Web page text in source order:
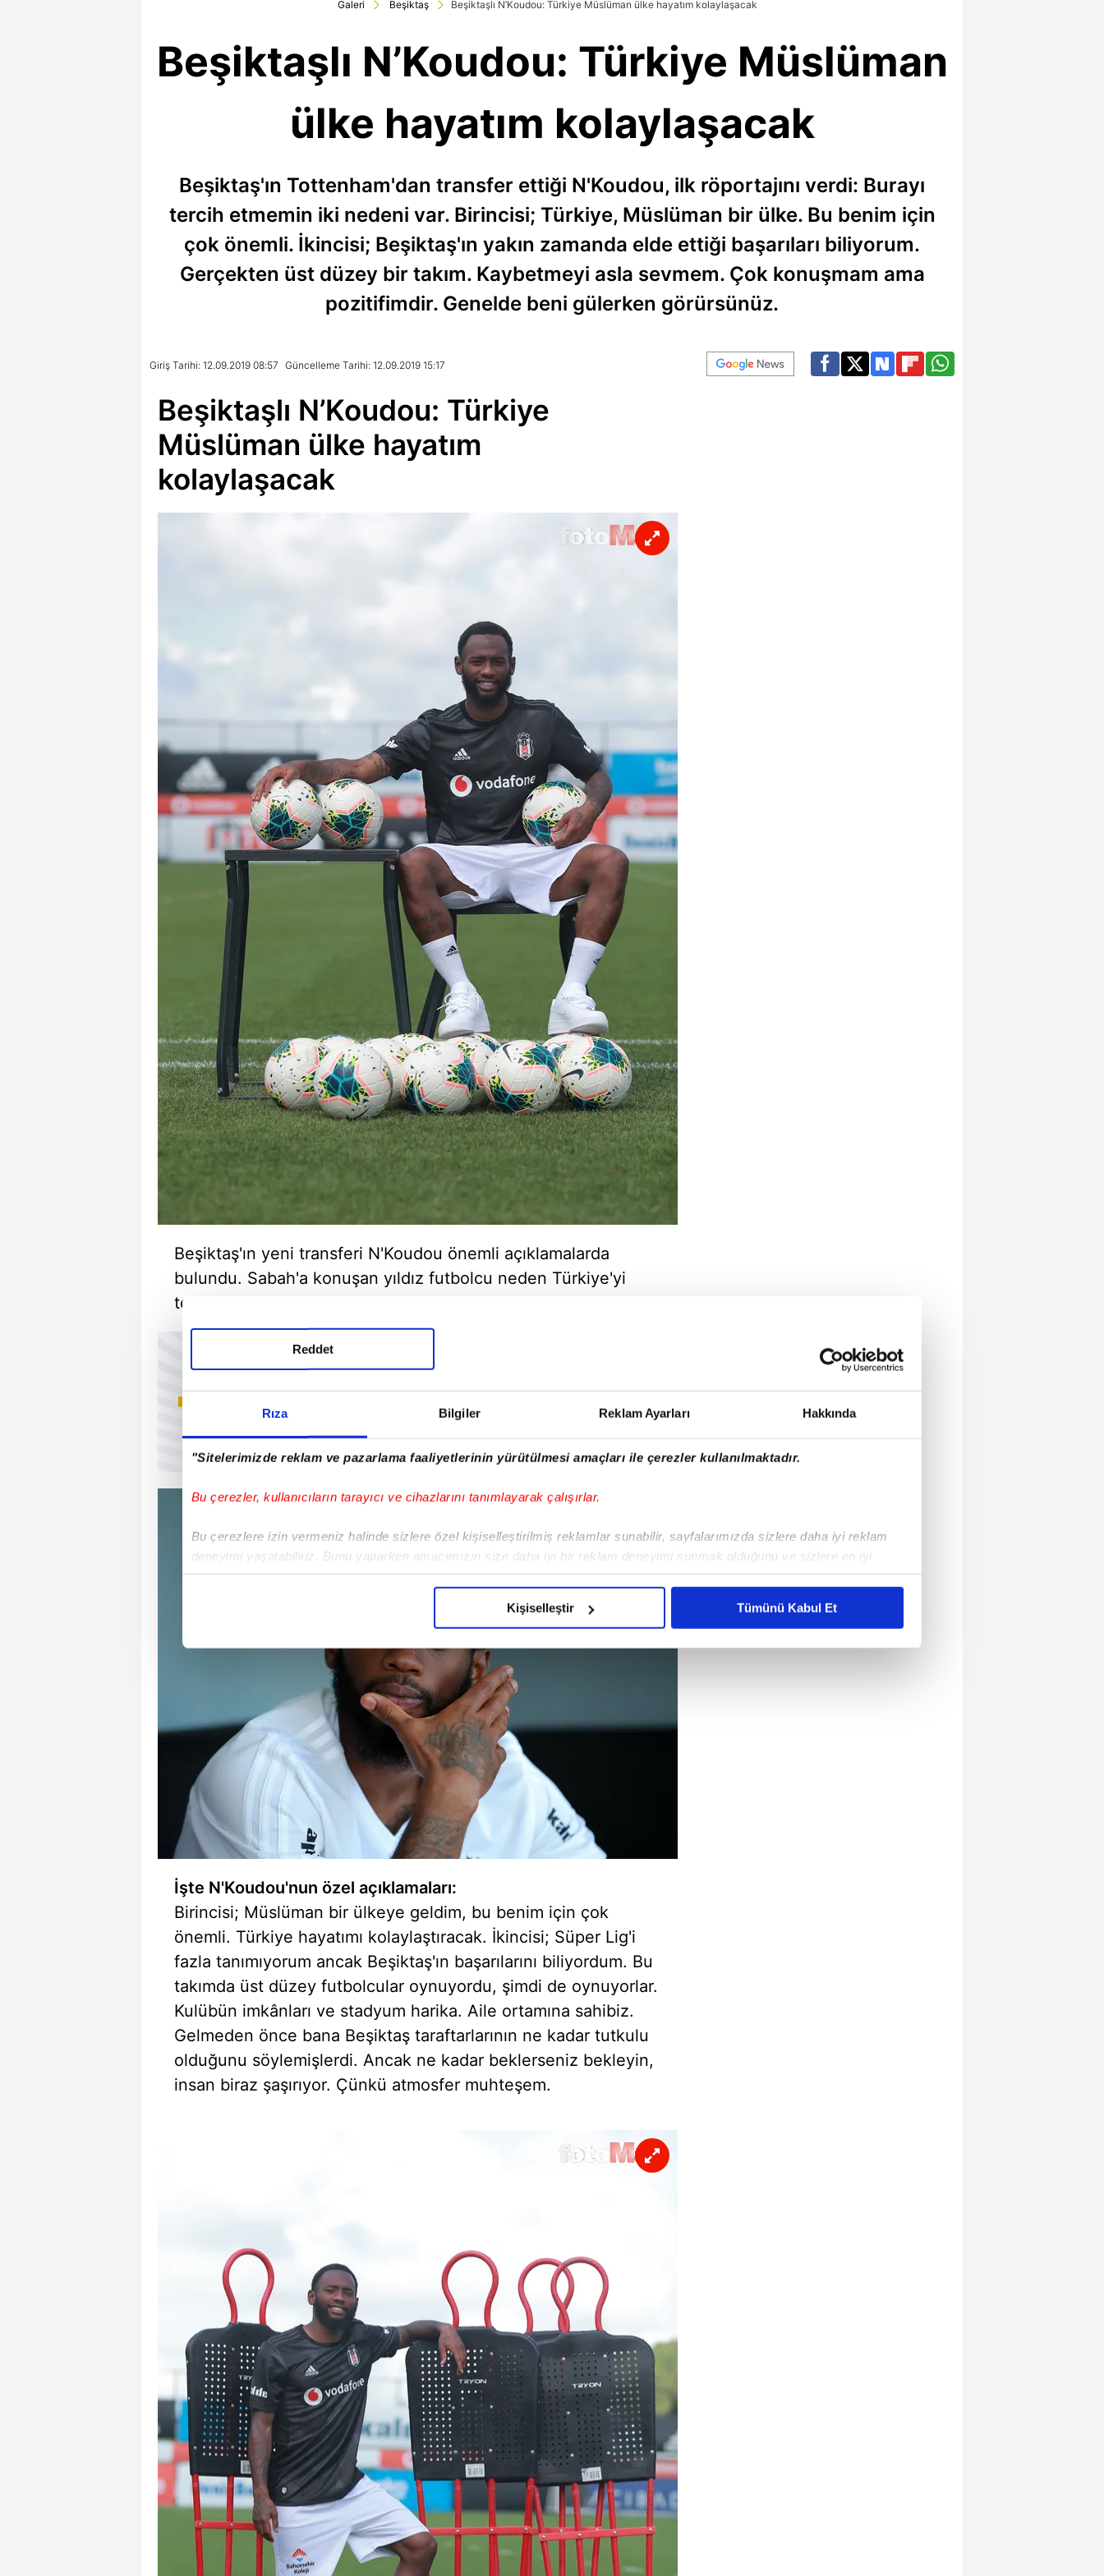
Rıza Bilgiler Reklam Ayarları Hakkında
"Sitelerimizde reklam ve pazarlama faaliyetlerinin yürütülmesi amaçları ile çerezler kullanılmaktadır.
Bu çerezler, kullanıcıların tarayıcı ve cihazlarını tanımlayarak çalışırlar.
Bu çerezlere izin vermeniz halinde sizlere özel kişiselleştirilmiş reklamlar sunabilir, sayfalarımızda sizlere daha iyi reklam
deneyimi yaşatabiliriz. Bunu yaparken amacımızın size daha iyi bir reklam deneyimi sunmak olduğunu ve sizlere en iyi
içerikleri sunabilmek adına elimizden gelen çabayı gösterdiğimizi ve bu noktada, reklamların maliyetlerimizi karşılamak
Sizlere daha iyi bir hizmet sunabilmek için İnternet Sitemizde kendimize ve üçüncü kişilere ait çerezler kullanılmaktadır. Bu
çerezler vasıtasıyla çeşitli kişisel verileriniz işlenmekte olup gerekli olan çerezler bilgi toplumu hizmetlerinin sunulması
amacıyla kullanılmaktadır. Diğer çerezler, sitemizin daha işlevsel kılınması ve kişiselleştirilmesi ve sizlere yönelik
reklam/pazarlama faaliyetlerinin yapılması, amaçlarıyla sınırlı olarak açık rızanız dahilinde kullanılacaktır.
Çerezlere ilişkin tercihlerinizi aşağıda yer alan panel vasıtasıyla belirleyebilirsiniz. Çerezlere ilişkin detaylı bilgi için Ayarlar
butonuna tıklayabilir, Çerez Bilgilendirme Metnimizi ziyaret edebilirsiniz.
6698 sayılı Kişisel Verilerin Korunması Kanunu uyarınca hazırlanmış Aydınlatma Metnimizi okumak ve sitemizde ilgili
mevzuata uygun olarak kullanılan çerezlerle ilgili bilgi almak için lütfentıklayınız
Reddet
Kişiselleştir Tümünü Kabul Et
Galeri Beşiktaş Beşiktaşlı N’Koudou: Türkiye Müslüman ülke hayatım kolaylaşacak
Beşiktaşlı N’Koudou: Türkiye Müslüman
ülke hayatım kolaylaşacak
Beşiktaş'ın Tottenham'dan transfer ettiği N'Koudou, ilk röportajını verdi: Burayı
tercih etmemin iki nedeni var. Birincisi; Türkiye, Müslüman bir ülke. Bu benim için
çok önemli. İkincisi; Beşiktaş'ın yakın zamanda elde ettiği başarıları biliyorum.
Gerçekten üst düzey bir takım. Kaybetmeyi asla sevmem. Çok konuşmam ama
pozitifimdir. Genelde beni gülerken görürsünüz.
Giriş Tarihi: 12.09.2019 08:57 Güncelleme Tarihi: 12.09.2019 15:17
Beşiktaşlı N’Koudou: Türkiye
Müslüman ülke hayatım
kolaylaşacak
Beşiktaş'ın yeni transferi N'Koudou önemli açıklamalarda
bulundu. Sabah'a konuşan yıldız futbolcu neden Türkiye'yi
terci ettiğini anlattı.
İşte N'Koudou'nun özel açıklamaları:
Birincisi; Müslüman bir ülkeye geldim, bu benim için çok
önemli. Türkiye hayatımı kolaylaştıracak. İkincisi; Süper Lig'i
fazla tanımıyorum ancak Beşiktaş'ın başarılarını biliyordum. Bu
takımda üst düzey futbolcular oynuyordu, şimdi de oynuyorlar.
Kulübün imkânları ve stadyum harika. Aile ortamına sahibiz.
Gelmeden önce bana Beşiktaş taraftarlarının ne kadar tutkulu
olduğunu söylemişlerdi. Ancak ne kadar beklerseniz bekleyin,
insan biraz şaşırıyor. Çünkü atmosfer muhteşem.